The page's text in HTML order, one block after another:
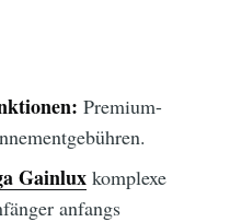
Premium-
Gainluxkomplexe
anfangs